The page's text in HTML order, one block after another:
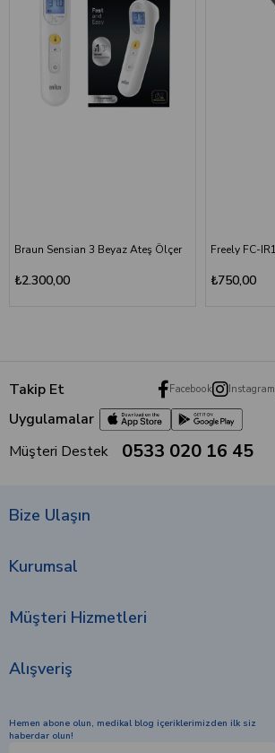
Braun Sensian 3 Beyaz Ateş Ölçer
₺2.300,00 ₺750,00
Takip Et Facebook Instagram
Uygulamalar
Müşteri Destek
0533 020 16 45
Bize Ulaşın
Kurumsal
Müşteri Hizmetleri
Alışveriş
Hemen abone olun, medikal blog içeriklerimizden ilk siz
haberdar olun!